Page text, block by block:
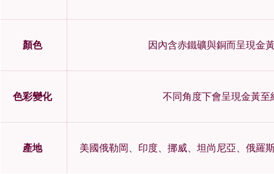
顏色 因內含赤鐵礦與銅而呈現金
色彩變化 不同角度下會呈現金黃
產地 美國俄勒岡、印度、挪威、坦尚尼亞、俄羅